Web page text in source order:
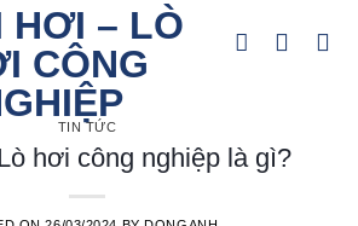
TIN TỨC
hơi công nghiệp là gì?